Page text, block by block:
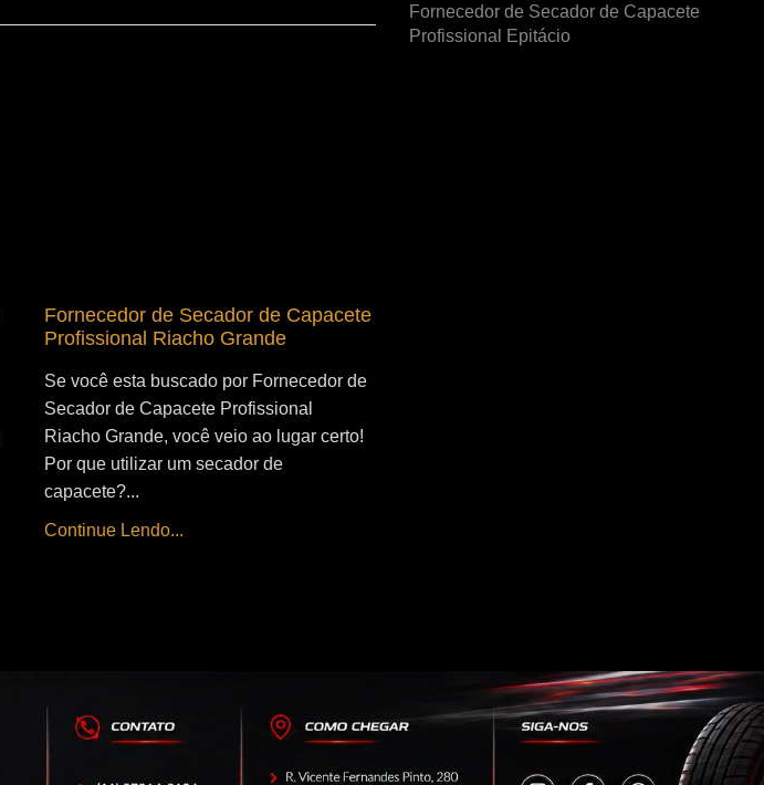
Fornecedor de Secador de Capacete
Profissional Riacho Grande
Se você esta buscado por Fornecedor de
Secador de Capacete Profissional
Riacho Grande, você veio ao lugar certo!
Por que utilizar um secador de
capacete?...
Continue Lendo...
Fornecedor de Secador de Capacete
Profissional Epitácio